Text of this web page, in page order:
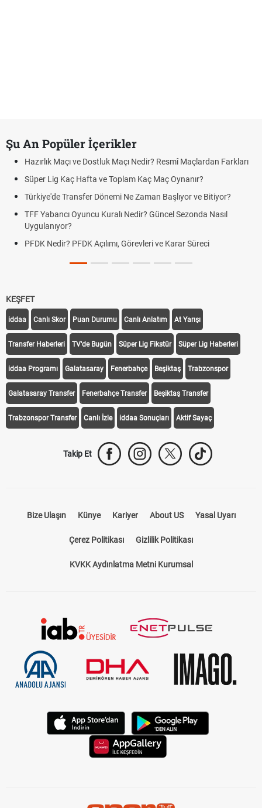
Şu An Popüler İçerikler
Hazırlık Maçı ve Dostluk Maçı Nedir? Resmî Maçlardan Farkları
Süper Lig Kaç Hafta ve Toplam Kaç Maç Oynanır?
Türkiye'de Transfer Dönemi Ne Zaman Başlıyor ve Bitiyor?
TFF Yabancı Oyuncu Kuralı Nedir? Güncel Sezonda Nasıl
Uygulanıyor?
PFDK Nedir? PFDK Açılımı, Görevleri ve Karar Süreci
KEŞFET
iddaa Canlı Skor Puan Durumu Canlı Anlatım At Yarışı
Transfer Haberleri TV'de Bugün Süper Lig Fikstür Süper Lig Haberleri
iddaa Programı Galatasaray Fenerbahçe Beşiktaş Trabzonspor
Galatasaray Transfer Fenerbahçe Transfer Beşiktaş Transfer
Trabzonspor Transfer Canlı İzle iddaa Sonuçları Aktif Sayaç
Takip Et
Bize Ulaşın Künye Kariyer About US Yasal Uyarı
Çerez Politikası Gizlilik Politikası
KVKK Aydınlatma Metni Kurumsal